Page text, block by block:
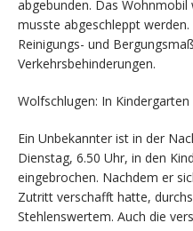
abgebunden. Das
musste abgeschleppt
Reinigungs- und
Verkehrsbehinderungen.
Wolfschlugen: In
Ein Unbekannter ist in der
Dienstag, 6.50 Uhr, in den
eingebrochen. Nachdem er
Zutritt verschafft hatte,
Stehlenswertem. Auch die